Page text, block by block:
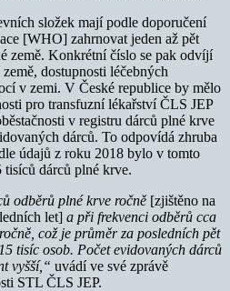
složek mají podle doporučení
[WHO] zahrnovat jeden až pět
země. Konkrétní číslo se pak odvíjí
dostupnosti léčebných
v zemi. V České republice by mělo
pro transfuzní lékařství ČLS JEP
v registru dárců plné krve
dárců. To odpovídá zhruba
údajů z roku 2018 bylo v tomto
tisíců dárců plné krve.
odběrů plné krve ročně [zjištěno na
let] a při frekvenci odběrů cca
což je průměr za posledních pět
tisíc osob. Počet evidovaných dárců
vyšší,“ uvádí ve své zprávě
STL ČLS JEP.